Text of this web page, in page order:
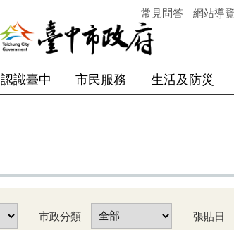
常見問答 網站導
認識臺中 市民服務 生活及防災
市政分類 張貼日